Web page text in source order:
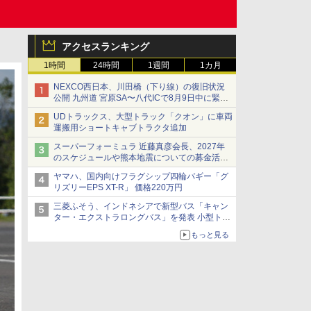
アクセスランキング
1時間 24時間 1週間 1カ月
NEXCO西日本、川田橋（下り線）の復旧状況
公開 九州道 宮原SA〜八代ICで8月9日中に緊急
車両を通行可能に
UDトラックス、大型トラック「クオン」に車両
運搬用ショートキャブトラクタ追加
スーパーフォーミュラ 近藤真彦会長、2027年
のスケジュールや熊本地震についての募金活動
を紹介
ヤマハ、国内向けフラグシップ四輪バギー「グ
リズリーEPS XT-R」 価格220万円
三菱ふそう、インドネシアで新型バス「キャン
ター・エクストラロングバス」を発表 小型トラ
ックベースの観光・旅客輸送向けバス
もっと見る